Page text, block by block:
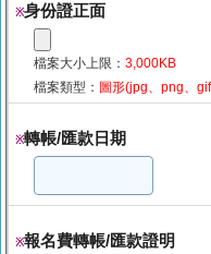
※身份證正面
檔案大小上限： 3,000KB
檔案類型： 圖形(jpg、png、
※轉帳/匯款日期
※報名費轉帳/匯款證明